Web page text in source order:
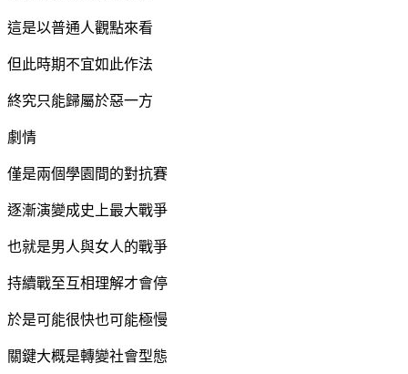
這是以普通人觀點來看
但此時期不宜如此作法
終究只能歸屬於惡一方
劇情
僅是兩個學園間的對抗賽
逐漸演變成史上最大戰爭
也就是男人與女人的戰爭
持續戰至互相理解才會停
於是可能很快也可能極慢
關鍵大概是轉變社會型態